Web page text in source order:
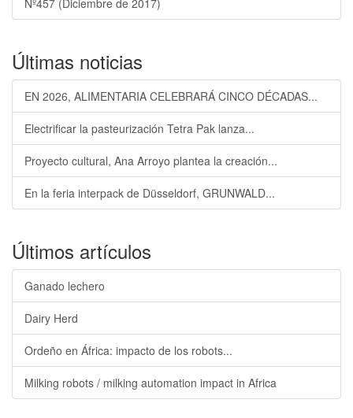
Últimas noticias
EN 2026, ALIMENTARIA CELEBRARÁ CINCO DÉCADAS...
Electrificar la pasteurización Tetra Pak lanza...
Proyecto cultural, Ana Arroyo plantea la creación...
En la feria interpack de Düsseldorf, GRUNWALD...
Últimos artículos
Ganado lechero
Dairy Herd
Ordeño en África: impacto de los robots...
Milking robots / milking automation impact in Africa